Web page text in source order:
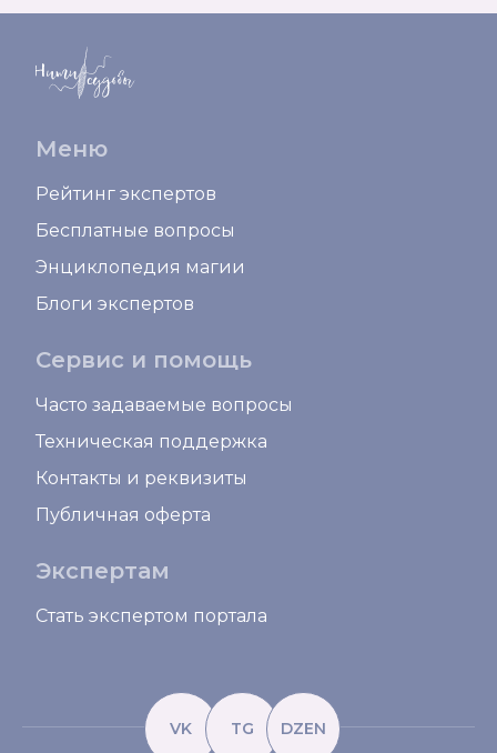
Меню
Рейтинг экспертов
Бесплатные вопросы
Энциклопедия магии
Блоги экспертов
Сервис и помощь
Часто задаваемые вопросы
Техническая поддержка
Контакты и реквизиты
Публичная оферта
Экспертам
Стать экспертом портала
VK TG DZEN